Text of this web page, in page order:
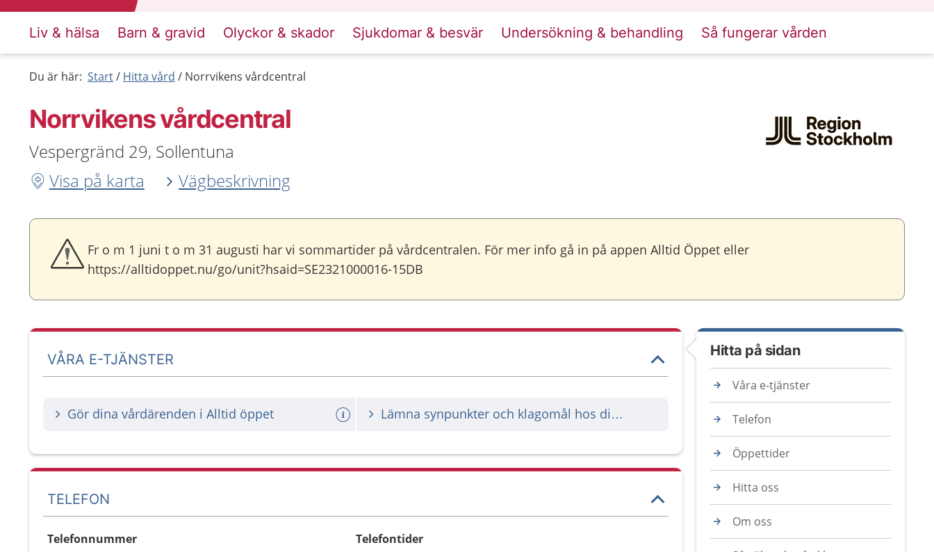
Liv & hälsa Barn & gravid Olyckor & skador Sjukdomar & besvär Undersökning & behandling Så fungerar vården
Du är här: Start Hitta vård Norrvikens vårdcentral
Norrvikens vårdcentral
Vespergränd 29, Sollentuna
Visa på karta
Vägbeskrivning
Fr o m 1 juni t o m 31 augusti har vi sommartider på vårdcentralen. För mer info gå in på appen Alltid Öppet eller
https://alltidoppet.nu/go/unit?hsaid=SE2321000016-15DB
VÅRA E-TJÄNSTER
Gör dina vårdärenden i Alltid öppet Lämna synpunkter och klagomål hos din vårdgivare
TELEFON
Telefonnummer Telefontider
Hitta på sidan
Våra e-tjänster
Telefon
Öppettider
Hitta oss
Om oss